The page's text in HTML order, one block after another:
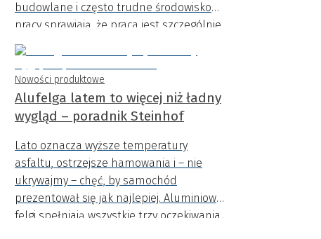
budowlane i często trudne środowisko
pracy sprawiają, że praca jest szczególnie
wymagająca.
Nowości produktowe
Alufelga latem to więcej niż ładny
wygląd – poradnik Steinhof
Lato oznacza wyższe temperatury
asfaltu, ostrzejsze hamowania i – nie
ukrywajmy – chęć, by samochód
prezentował się jak najlepiej. Aluminiowe
felgi spełniają wszystkie trzy oczekiwania